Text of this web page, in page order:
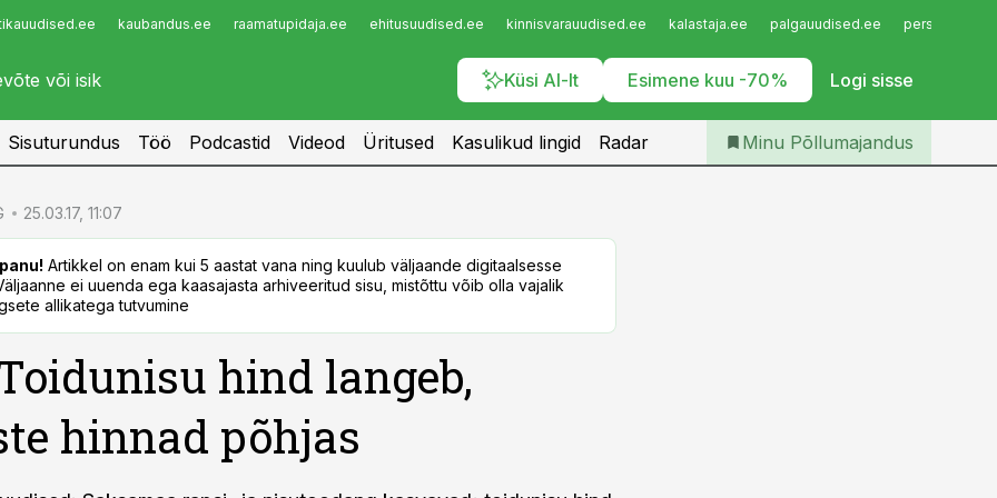
kaubandus.ee raamatupidaja.ee ehitusuudised.ee kinnisvarauudised.ee kalastaja.ee palgauudised.ee
Küsi AI-lt Esimene kuu -70% Logi sisse
Infopank
Iseteenindus
Telli Põllumajandus
Sisuturundus Töö Podcastid Videod Üritused Kasulikud lingid Radar Minu Põllumajandus
25.03.17, 11:07
Artikkel on enam kui 5 aastat vana ning kuulub väljaande digitaalsesse
ei uuenda ega kaasajasta arhiveeritud sisu, mistõttu võib olla vajalik
allikatega tutvumine
hind langeb,
hinnad põhjas